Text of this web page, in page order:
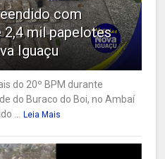
com
2,4 mil papelotes
Iguaçu
do 20º BPM durante
do Buraco do Boi, no Ambaí
...
Leia Mais